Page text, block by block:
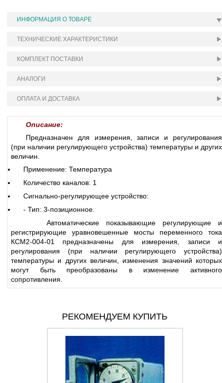
ИНФОРМАЦИЯ О ТОВАРЕ
ТЕХНИЧЕСКИЕ ХАРАКТЕРИСТИКИ
КОМПЛЕКТ ПОСТАВКИ
АНАЛОГИ
ОПЛАТА И ДОСТАВКА
Описание:
Предназначен для измерения, записи и регулирования
(при наличии регулирующего устройства) температуры и других
величин.
Применение: Температура
Количество каналов: 1
Сигнально-регулирующее устройство:
- Тип: 3-позиционное.
Автоматические показывающие регулирующие и
регистрирующие уравновешенные мосты переменного тока
КСМ2-004-01 предназначены для измерения, записи и
регулирования (при наличии регулирующего устройства)
температуры и других величин, изменения значений которых
могут быть преобразованы в изменение активного
сопротивления.
РЕКОМЕНДУЕМ КУПИТЬ